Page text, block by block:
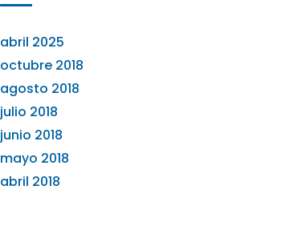
abril 2025
octubre 2018
agosto 2018
julio 2018
junio 2018
mayo 2018
abril 2018